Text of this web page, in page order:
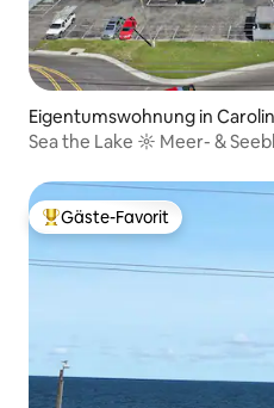
Eigentumswohnung in
Sea the Lake ☼ Meer- &
Beliebter Gäste-Favorit.
Gäste-Favorit